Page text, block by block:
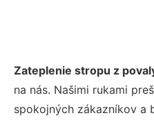
Zateplenie stropu z
na nás. Našimi rukami
spokojných zákazníkov a